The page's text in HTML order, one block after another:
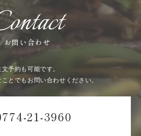
お問い合わせ
文予約も可能です。
とでもお問い合わせください。
21-3960